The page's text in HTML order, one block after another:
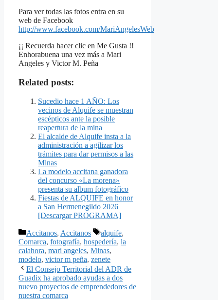
Para ver todas las fotos entra en su
web de Facebook
http://www.facebook.com/MariAngelesWeb
¡¡ Recuerda hacer clic en Me Gusta !!
Enhorabuena una vez más a Mari
Angeles y Victor M. Peña
Related posts:
Sucedio hace 1 AÑO: Los
vecinos de Alquife se muestran
escépticos ante la posible
reapertura de la mina
El alcalde de Alquife insta a la
administración a agilizar los
trámites para dar permisos a las
Minas
La modelo accitana ganadora
del concurso «La morena»
presenta su album fotográfico
Fiestas de ALQUIFE en honor
a San Hermenegildo 2026
[Descargar PROGRAMA]
Categorías
Accitanos, Accitanos Etiquetas
alquife,
Comarca, fotografía, hospedería, la
calahora, mari angeles, Minas,
modelo, victor m peña, zenete
El Consejo Territorial del ADR de
Guadix ha aprobado ayudas a dos
nuevo proyectos de emprendedores de
nuestra comarca